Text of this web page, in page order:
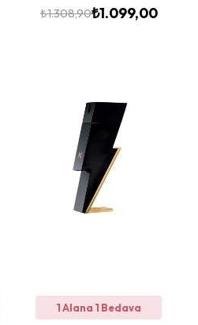
₺1.308,90₺1.099,00
1 Alana 1 Bedava